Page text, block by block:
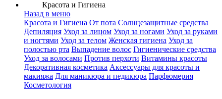
Красота и Гигиена
Назад в меню
Красота и Гигиена От пота Солнцезащитные средства
Депиляция Уход за лицом Уход за ногами Уход за руками
и ногтями Уход за телом Женская гигиена Уход за
полостью рта Выпадение волос Гигиенические средства
Уход за волосами Против перхоти Витамины красоты
Декоративная косметика Аксессуары для красоты и
макияжа Для маникюра и педикюра Парфюмерия
Косметология